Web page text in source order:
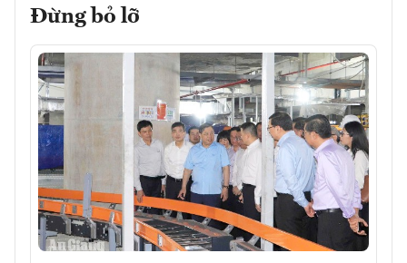
Đừng bỏ lỡ